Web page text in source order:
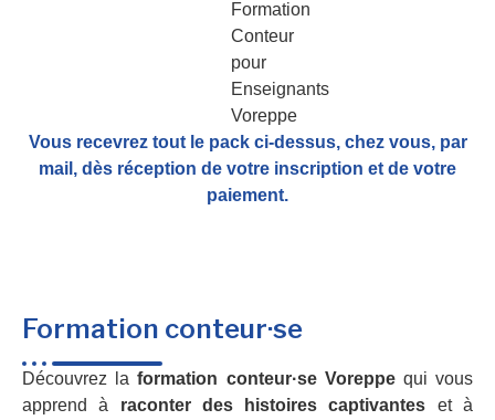
Vous recevrez tout le pack ci-dessus, chez vous, par
mail, dès réception de votre inscription et de votre
paiement.
Formation conteur·se
Découvrez laformation conteur·se Voreppequi vous
apprend à raconter des histoires captivantes et à